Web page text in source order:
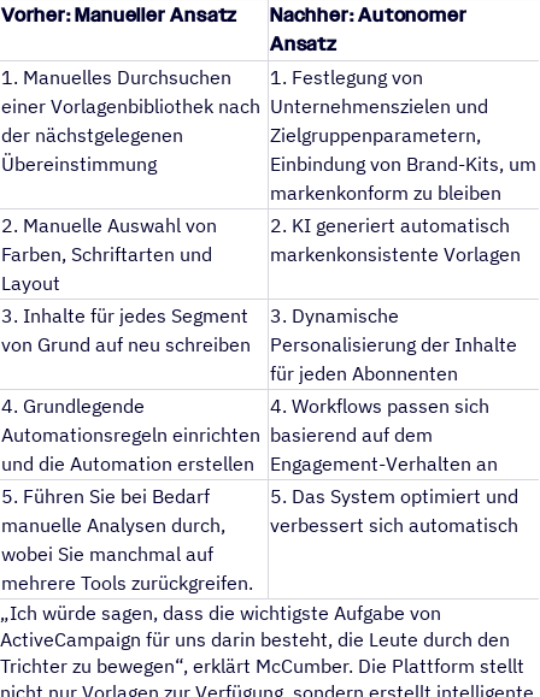
Vorher: Manueller Ansatz
Nachher: Autonomer
Ansatz
1. Manuelles Durchsuchen
einer Vorlagenbibliothek nach
der nächstgelegenen
Übereinstimmung
1. Festlegung von
Unternehmenszielen und
Zielgruppenparametern,
Einbindung von Brand-Kits, um
markenkonform zu bleiben
2. Manuelle Auswahl von
Farben, Schriftarten und
Layout
2. KI generiert automatisch
markenkonsistente Vorlagen
3. Inhalte für jedes Segment
von Grund auf neu schreiben
3. Dynamische
Personalisierung der Inhalte
für jeden Abonnenten
4. Grundlegende
Automationsregeln einrichten
und die Automation erstellen
4. Workflows passen sich
basierend auf dem
Engagement-Verhalten an
5. Führen Sie bei Bedarf
manuelle Analysen durch,
wobei Sie manchmal auf
mehrere Tools zurückgreifen.
5. Das System optimiert und
verbessert sich automatisch
Ich würde sagen, dass die wichtigste Aufgabe von
ActiveCampaign für uns darin besteht, die Leute durch den
Trichter zu bewegen“, erklärt McCumber. Die Plattform stellt
nicht nur Vorlagen zur Verfügung, sondern erstellt intelligente